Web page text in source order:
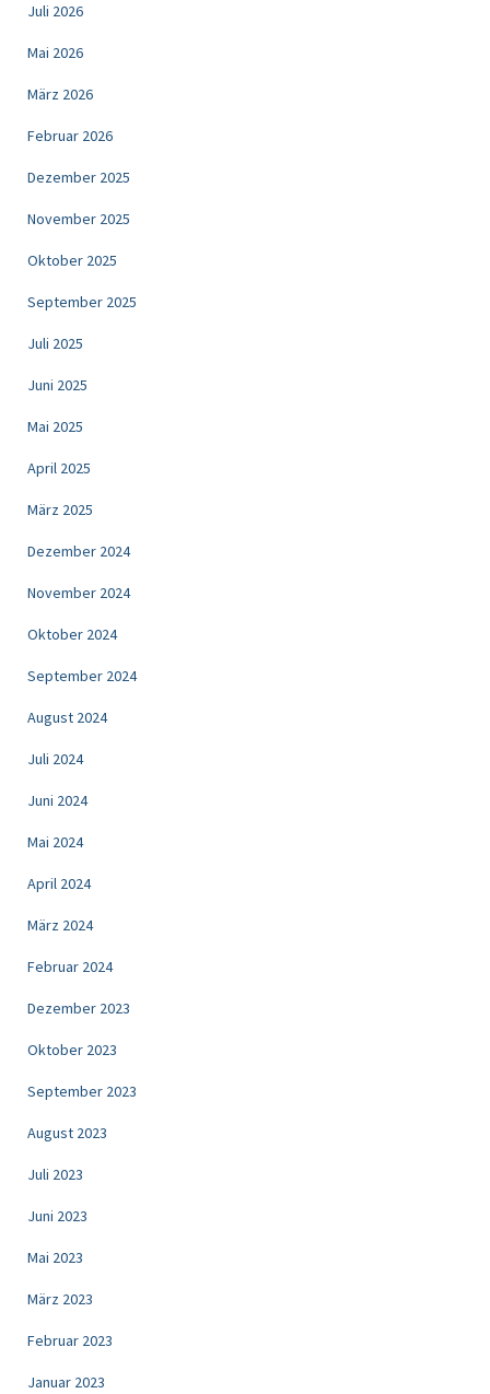
Juli 2026
Mai 2026
März 2026
Februar 2026
Dezember 2025
November 2025
Oktober 2025
September 2025
Juli 2025
Juni 2025
Mai 2025
April 2025
März 2025
Dezember 2024
November 2024
Oktober 2024
September 2024
August 2024
Juli 2024
Juni 2024
Mai 2024
April 2024
März 2024
Februar 2024
Dezember 2023
Oktober 2023
September 2023
August 2023
Juli 2023
Juni 2023
Mai 2023
März 2023
Februar 2023
Januar 2023